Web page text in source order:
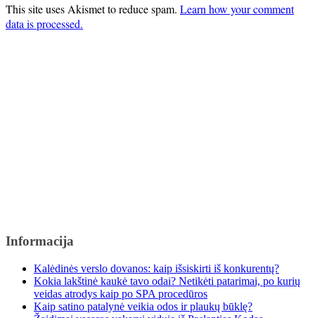
This site uses Akismet to reduce spam. Learn how your comment
data is processed.
Informacija
Kalėdinės verslo dovanos: kaip išsiskirti iš konkurentų?
Kokia lakštinė kaukė tavo odai? Netikėti patarimai, po kurių
veidas atrodys kaip po SPA procedūros
Kaip satino patalynė veikia odos ir plaukų būklę?